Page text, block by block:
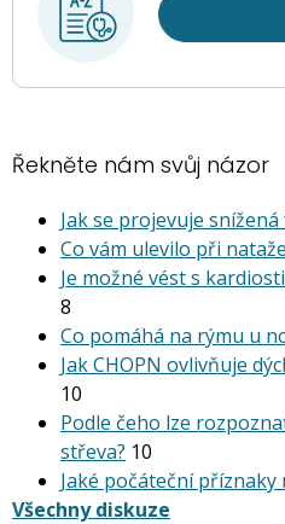
Řekněte nám svůj názor
Jak se projevuje
Co vám ulevilo při
Je možné vést s
8
Co pomáhá na rýmu u
Jak CHOPN ovlivňuje
10
Podle čeho lze
střeva? 10
Jaké počáteční příznaky
Všechny diskuze